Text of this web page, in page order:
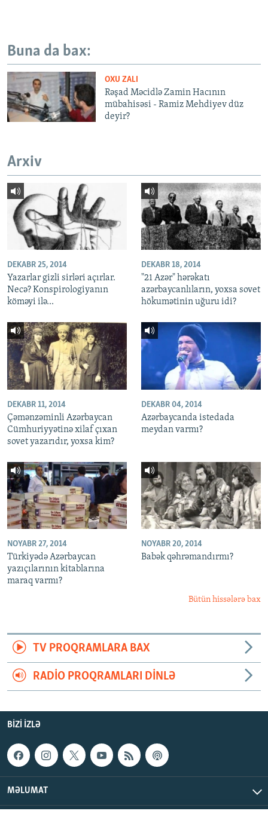
Buna da bax:
OXU ZALI
Rəşad Məcidlə Zamin Hacının
mübahisəsi - Ramiz Mehdiyev düz
deyir?
Arxiv
DEKABR 25, 2014
Yazarlar gizli sirləri açırlar.
Necə? Konspirologiyanın
köməyi ilə...
DEKABR 18, 2014
"21 Azər" hərəkatı
azərbaycanlıların, yoxsa sovet
hökumətinin uğuru idi?
DEKABR 11, 2014
Çəmənzəminli Azərbaycan
Cümhuriyyətinə xilaf çıxan
sovet yazarıdır, yoxsa kim?
DEKABR 04, 2014
Azərbaycanda istedada
meydan varmı?
NOYABR 27, 2014
Türkiyədə Azərbaycan
yazıçılarının kitablarına
maraq varmı?
NOYABR 20, 2014
Babək qəhrəmandırmı?
Bütün hissələrə bax
TV PROQRAMLARA BAX
RADIO PROQRAMLARI DINLƏ
BIZI IZLƏ
MƏLUMAT